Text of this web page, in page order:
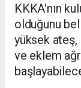
KKKA'nın
olduğunu
yüksek ateş,
ve eklem